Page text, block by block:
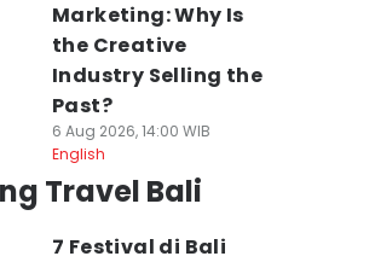
Marketing: Why Is
the Creative
Industry Selling the
Past?
6 Aug 2026, 14:00 WIB
English
Travel Bali
7 Festival di Bali